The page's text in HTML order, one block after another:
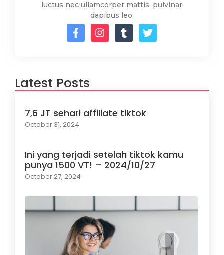
luctus nec ullamcorper mattis, pulvinar
dapibus leo.
Latest Posts
7,6 JT sehari affiliate tiktok
October 31, 2024
Ini yang terjadi setelah tiktok kamu
punya 1500 VT! – 2024/10/27
October 27, 2024